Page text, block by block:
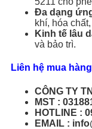
Đa dạng
khí, hóa
Kinh tế lâu
và bảo trì.
Liên hệ mua
CÔNG TY
MST :
HOTLINE :
EMAIL :